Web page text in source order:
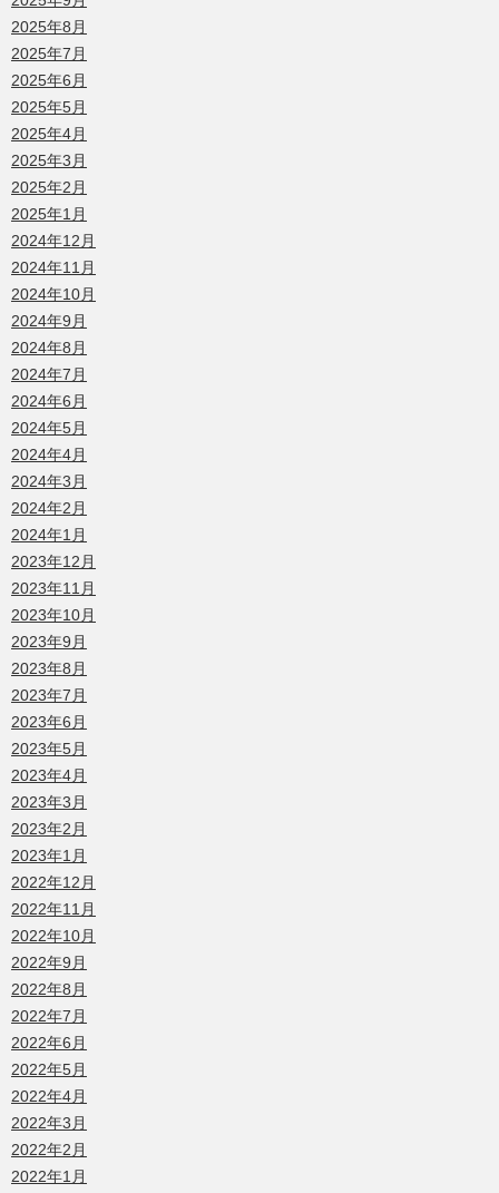
2025年8月
2025年7月
2025年6月
2025年5月
2025年4月
2025年3月
2025年2月
2025年1月
2024年12月
2024年11月
2024年10月
2024年9月
2024年8月
2024年7月
2024年6月
2024年5月
2024年4月
2024年3月
2024年2月
2024年1月
2023年12月
2023年11月
2023年10月
2023年9月
2023年8月
2023年7月
2023年6月
2023年5月
2023年4月
2023年3月
2023年2月
2023年1月
2022年12月
2022年11月
2022年10月
2022年9月
2022年8月
2022年7月
2022年6月
2022年5月
2022年4月
2022年3月
2022年2月
2022年1月